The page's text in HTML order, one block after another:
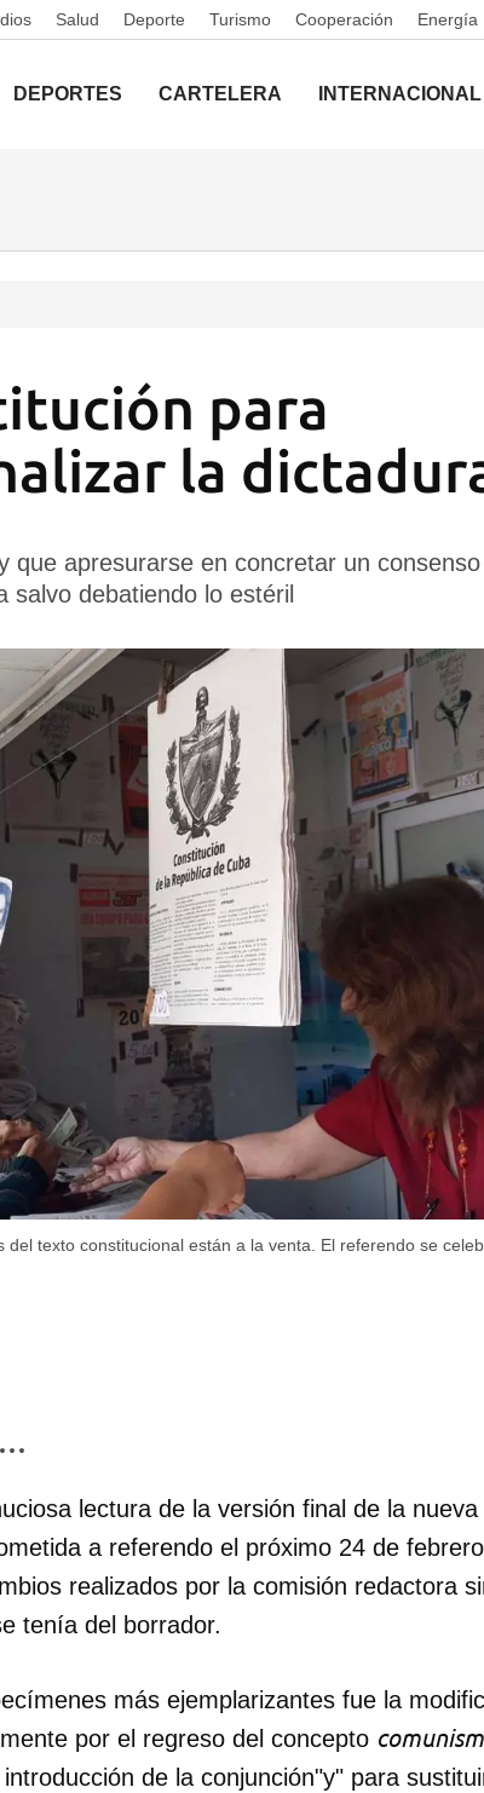
Salud Deporte Turismo Cooperación Energía
DEPORTES CARTELERA INTERNACIONAL
para
la
que apresurarse en concretar un
salvo debatiendo lo estéril
texto constitucional están a la venta. El referendo se
lectura de la versión final de la
a referendo el próximo 24 de
realizados por la comisión redactora
tenía del borrador.
más ejemplarizantes fue la
por el regreso del concepto
de la conjunción"y" para